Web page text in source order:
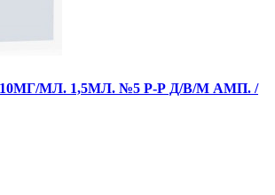
МЛ. 1,5МЛ. №5 Р-Р Д/В/М АМП. /